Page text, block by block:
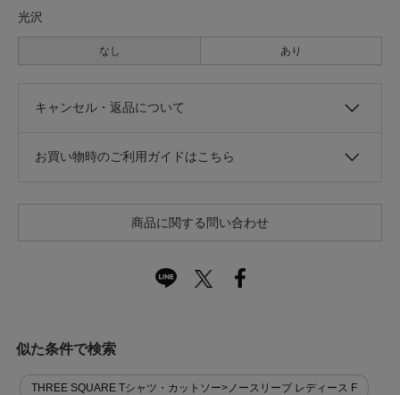
光沢
なし あり
キャンセル・返品について
お買い物時のご利用ガイドはこちら
商品に関する問い合わせ
似た条件で検索
THREE SQUARE Tシャツ・カットソー>ノースリーブ レディース F